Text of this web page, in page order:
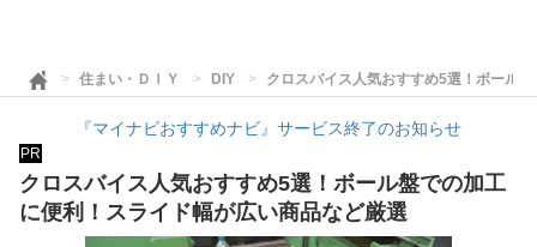
住まい・ＤＩＹ DIY クロスバイス人気おすすめ5選！ボール
『マイナビおすすめナビ』サービス終了のお知らせ
PR
クロスバイス人気おすすめ5選！ボール盤での加工
に便利！スライド幅が広い商品など厳選